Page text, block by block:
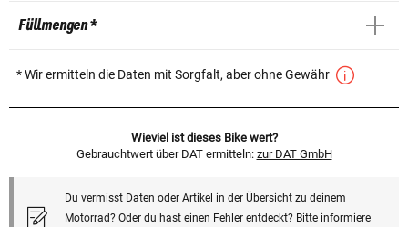
Füllmengen *
* Wir ermitteln die Daten mit Sorgfalt, aber ohne Gewähr
Wieviel ist dieses Bike wert?
Gebrauchtwert über DAT ermitteln: zur DAT GmbH
Du vermisst Daten oder Artikel in der Übersicht zu deinem
Motorrad? Oder du hast einen Fehler entdeckt? Bitte informiere